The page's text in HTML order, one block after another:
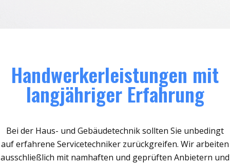
Handwerkerleistungen mit
langjähriger Erfahrung
Bei der Haus- und Gebäudetechnik sollten Sie unbedingt
auf erfahrene Servicetechniker zurückgreifen. Wir arbeiten
ausschließlich mit namhaften und geprüften Anbietern und